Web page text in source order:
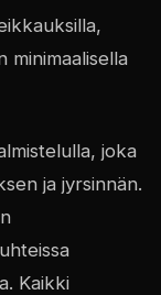
joka
ja jyrsinnän.
Kaikki